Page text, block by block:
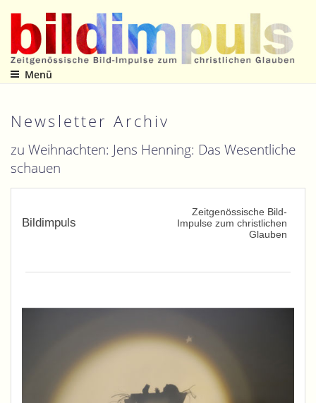
Inhalt
springen
Zeitgenössische Bild-Impulse zum christlichen Glauben
Menü
Newsletter Archiv
zu Weihnachten: Jens Henning: Das Wesentliche
schauen